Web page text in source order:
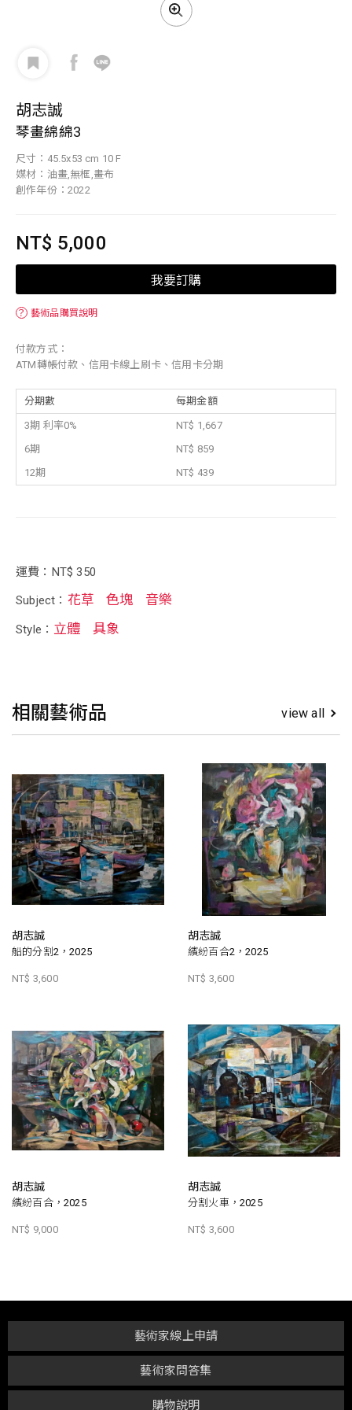
胡志誠
琴畫綿綿3
尺寸：45.5x53 cm 10 F
媒材：油畫,無框,畫布
創作年份：2022
NT$ 5,000
我要訂購
？ 藝術品購買說明
付款方式：
ATM轉帳付款、信用卡線上刷卡、信用卡分期
分期數 每期金額
3期 利率0%
NT$ 1,667
6期
NT$ 859
12期
NT$ 439
運費：NT$ 350
Subject： 花草 色塊 音樂
Style： 立體 具象
相關藝術品 view all
胡志誠
船的分割2，2025
NT$ 3,600
胡志誠
繽紛百合2，2025
NT$ 3,600
胡志誠
繽紛百合，2025
NT$ 9,000
胡志誠
分割火車，2025
NT$ 3,600
購物說明
藝術家問答集
藝術家線上申請